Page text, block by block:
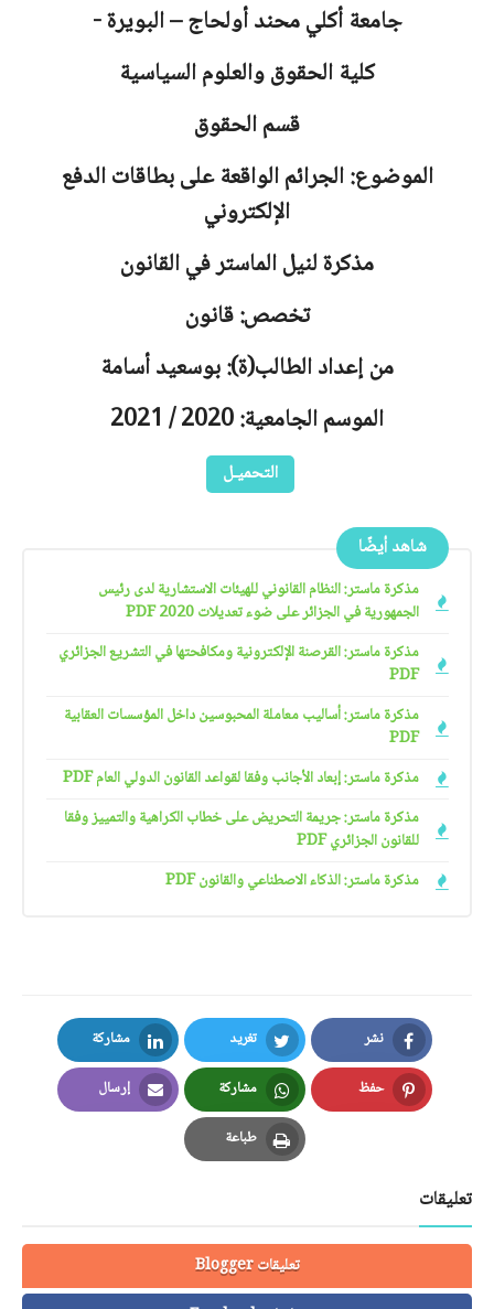
جامعةأكلي محند أولحاج – البويرة -
كلية الحقوق والعلوم السياسية
قسم الحقوق
الموضوع: الجرائم الواقعة على بطاقات الدفع
الإلكتروني
مذكرة لنيل الماستر في القانون
تخصص: قانون
من إعداد الطالب(ة): بوسعيد أسامة
الموسم الجامعية: 2020 / 2021
التحميـل
شاهد أيضًا
مذكرة ماستر: النظام القانوني للهيئات الاستشارية لدى رئيس
الجمهورية في الجزائر على ضوء تعديلات 2020 PDF
مذكرة ماستر: القرصنة الإلكترونية ومكافحتها في التشريع الجزائري
PDF
مذكرة ماستر: أساليب معاملة المحبوسين داخل المؤسسات العقابية
PDF
مذكرة ماستر: إبعاد الأجانب وفقا لقواعد القانون الدولي العام PDF
مذكرة ماستر: جريمة التحريض على خطاب الكراهية والتمييز وفقا
للقانون الجزائري PDF
مذكرة ماستر: الذكاء الاصطناعي والقانون PDF
نشر
Facebook
تغريد
Twitter
مشاركة
LinkedIn
حفظ
Pinterest
مشاركة
Whatsapp
إرسال
Email
طباعة
Print
تعليقات
تعليقات Blogger